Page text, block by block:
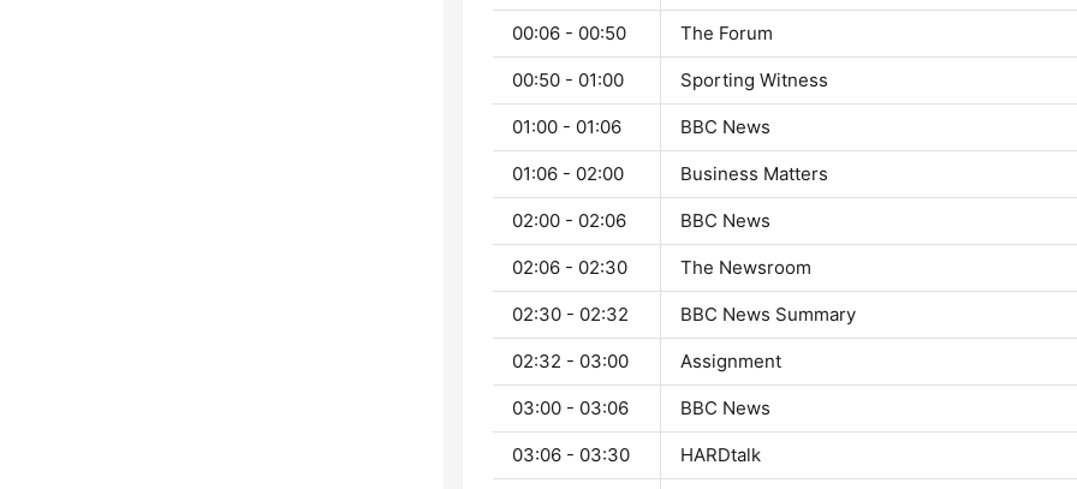
00:06 - 00:50 The Forum
00:50 - 01:00 Sporting Witness
01:00 - 01:06 BBC News
01:06 - 02:00 Business Matters
02:00 - 02:06 BBC News
02:06 - 02:30 The Newsroom
02:30 - 02:32 BBC News Summary
02:32 - 03:00 Assignment
03:00 - 03:06 BBC News
03:06 - 03:30 HARDtalk